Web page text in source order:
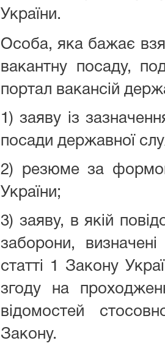
України.
Особа, яка бажає
вакантну посаду,
портал вакансій
1) заяву із
посади
2) резюме за
3) заяву, в якій
заборони,
статті 1 Закону
згоду на
відомостей